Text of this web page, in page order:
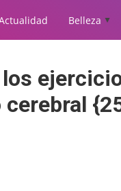
Belleza ▲